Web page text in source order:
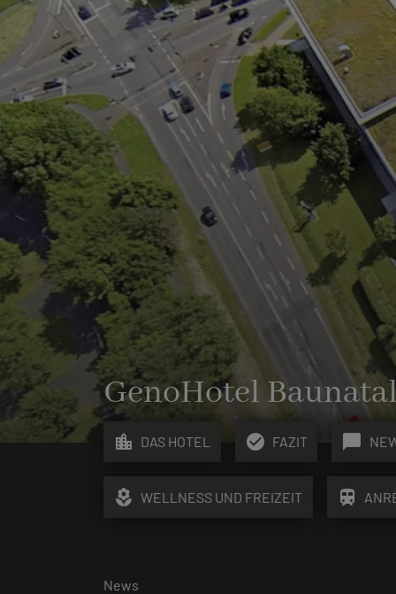
GenoHotel
location_city DAS HOTEL check_circle FAZIT chat_bubble
local_florist WELLNESS UND FREIZEIT train
News